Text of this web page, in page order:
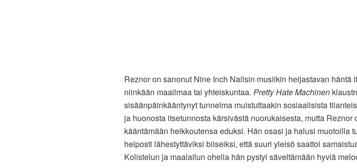
Reznor on sanonut Nine Inch Nailsin musiikin heijastavan häntä
niinkään maailmaa tai yhteiskuntaa. Pretty Hate Machinen
sisäänpäinkääntynyt tunnelma muistuttaakin sosiaalisista
ja huonosta itsetunnosta kärsivästä nuorukaisesta, mutta Reznor
kääntämään heikkoutensa eduksi. Hän osasi ja halusi muotoilla
helposti lähestyttäviksi biiseiksi, että suuri yleisö saattoi
Kolistelun ja maalailun ohella hän pystyi säveltämään hyviä